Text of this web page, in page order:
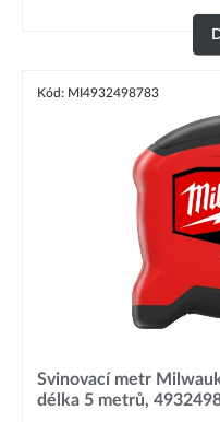
Kód: MI4932498783
Svinovací metr
délka 5 metrů,